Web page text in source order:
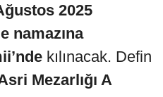
2025
namazına
kılınacak. Defin
Mezarlığı A